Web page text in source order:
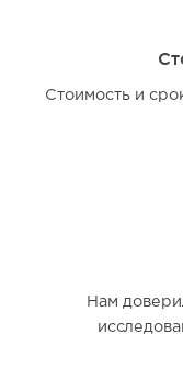
Стоимость и
Нам